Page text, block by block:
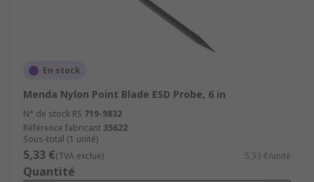
En stock
Menda Nylon Point Blade ESD Probe, 6 in
N° de stock RS 719-9832
Référence fabricant 35622
Sous-total (1 unité)
5,33 €(TVA exclue) 5,33 €/unité
Quantité